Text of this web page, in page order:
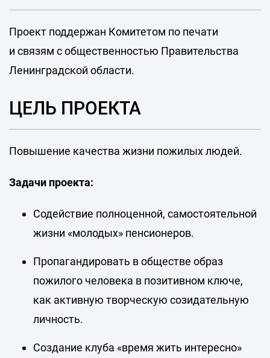
Проект поддержан Комитетом по печати
и связям с общественностью Правительства
Ленинградской области.
ЦЕЛЬ ПРОЕКТА
Повышение качества жизни пожилых людей.
Задачи проекта:
Содействие полноценной, самостоятельной
жизни «молодых» пенсионеров.
Пропагандировать в обществе образ
пожилого человека в позитивном ключе,
как активную творческую созидательную
личность.
Создание клуба «время жить интересно»